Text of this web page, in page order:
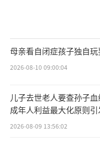
母亲看自闭症孩子独自玩
2026-08-10 09:00:04
儿子去世老人要查孙子
成年人利益最大化原则
2026-08-09 13:56:02